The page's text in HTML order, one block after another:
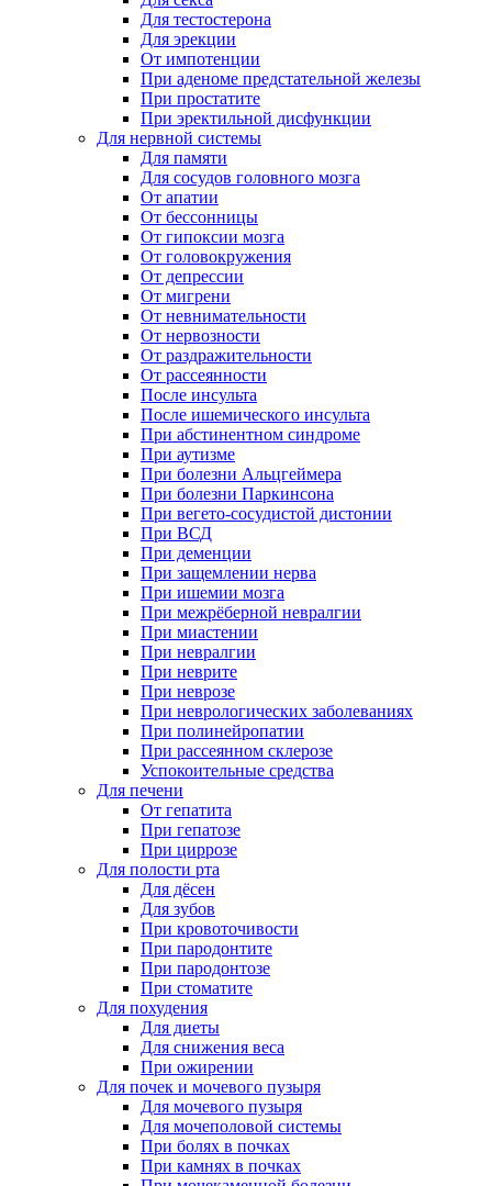
Для тестостерона
Для эрекции
От импотенции
При аденоме предстательной железы
При простатите
При эректильной дисфункции
Для нервной системы
Для памяти
Для сосудов головного мозга
От апатии
От бессонницы
От гипоксии мозга
От головокружения
От депрессии
От мигрени
От невнимательности
От нервозности
От раздражительности
От рассеянности
После инсульта
После ишемического инсульта
При абстинентном синдроме
При аутизме
При болезни Альцгеймера
При болезни Паркинсона
При вегето-сосудистой дистонии
При ВСД
При деменции
При защемлении нерва
При ишемии мозга
При межрёберной невралгии
При миастении
При невралгии
При неврите
При неврозе
При неврологических заболеваниях
При полинейропатии
При рассеянном склерозе
Успокоительные средства
Для печени
От гепатита
При гепатозе
При циррозе
Для полости рта
Для дёсен
Для зубов
При кровоточивости
При пародонтите
При пародонтозе
При стоматите
Для похудения
Для диеты
Для снижения веса
При ожирении
Для почек и мочевого пузыря
Для мочевого пузыря
Для мочеполовой системы
При болях в почках
При камнях в почках